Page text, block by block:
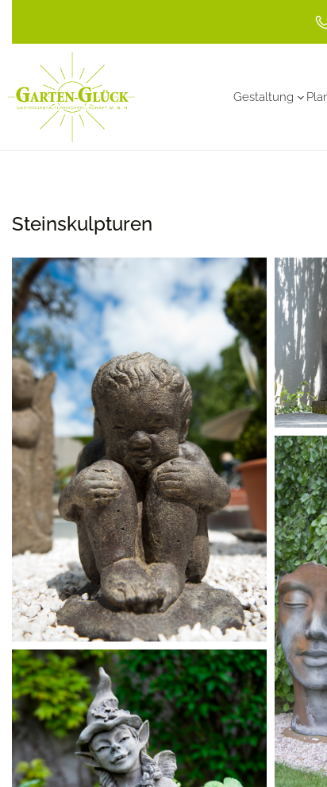
Gestaltung
Steinskulpturen